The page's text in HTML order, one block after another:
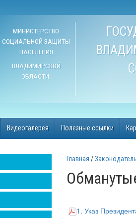
МИНИСТЕРСТВО
СОЦИАЛЬНОЙ ЗАЩИТЫ
НАСЕЛЕНИЯ
ВЛАДИМИРСКОЙ
ОБЛАСТИ
Видеогалерея Полезные ссылки
Главная
1. Указ